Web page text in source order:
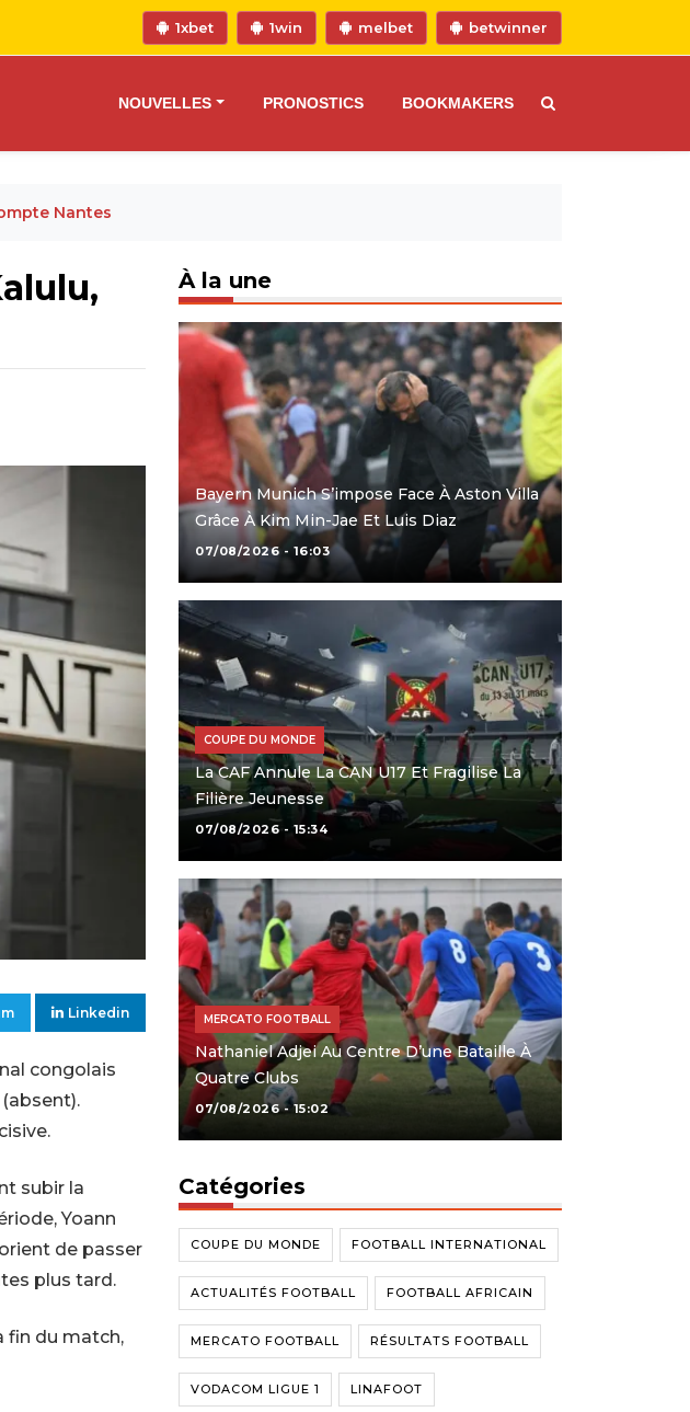
1xbet 1win melbet betwinner
NOUVELLES PRONOSTICS BOOKMAKERS
Nantes
Linkedin
congolais
subir la
Yoann
de passer
plus tard.
fin du match,
À la une
Bayern Munich S’impose Face À Aston Villa
Grâce À Kim Min-Jae Et Luis Diaz
07/08/2026 - 16:03
COUPE DU MONDE
La CAF Annule La CAN U17 Et Fragilise La
Filière Jeunesse
07/08/2026 - 15:34
MERCATO FOOTBALL
Nathaniel Adjei Au Centre D’une Bataille À
Quatre Clubs
07/08/2026 - 15:02
Catégories
COUPE DU MONDE FOOTBALL INTERNATIONAL
ACTUALITÉS FOOTBALL FOOTBALL AFRICAIN
MERCATO FOOTBALL RÉSULTATS FOOTBALL
VODACOM LIGUE 1 LINAFOOT